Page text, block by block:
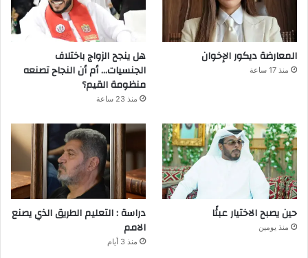
المعارضة ديكور الإخوان
منذ 17 ساعة
هل ينجح الزواج باختلاف
الجنسيات… أم أن النجاح تصنعه
منظومة القيم؟
منذ 23 ساعة
حين يصبح الاختيار عبئًا
منذ يومين
دراسة : التعليم الطريق الذي يصنع
الامم
منذ 3 أيام